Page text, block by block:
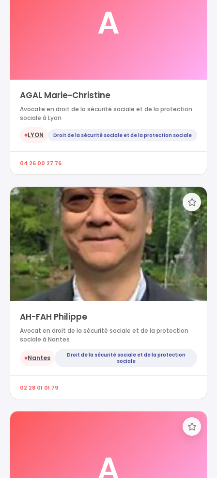
A
AGAL Marie-Christine
Avocate en droit de la sécurité sociale et de la protection
sociale à Lyon
●LYON Droit de la sécurité sociale et de la protection sociale
04 26 00 27 76
AH-FAH Philippe
Avocat en droit de la sécurité sociale et de la protection
sociale à Nantes
●Nantes
Droit de la sécurité sociale et de la protection
sociale
02 28 01 01 79
A